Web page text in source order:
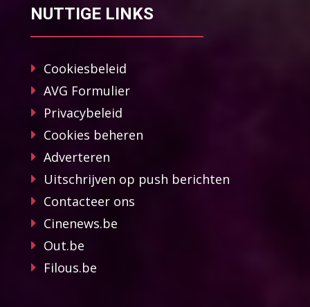
NUTTIGE LINKS
Cookiesbeleid
AVG Formulier
Privacybeleid
Cookies beheren
Adverteren
Uitschrijven op push berichten
Contacteer ons
Cinenews.be
Out.be
Filous.be